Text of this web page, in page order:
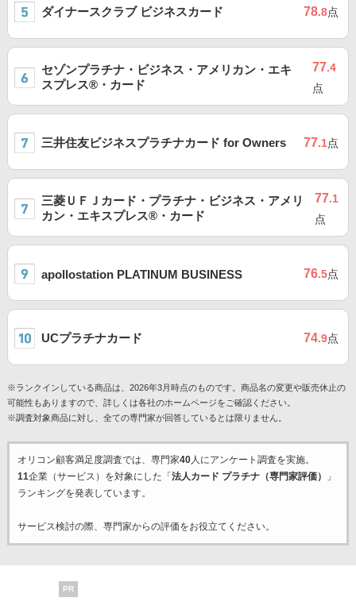
ダイナースクラブ ビジネスカード 78.8点
セゾンプラチナ・ビジネス・アメリカン・エキ
スプレス®・カード
77.4
点
三井住友ビジネスプラチナカード for Owners 77.1点
三菱ＵＦＪカード・プラチナ・ビジネス・アメリ
カン・エキスプレス®・カード
77.1
点
apollostation PLATINUM BUSINESS 76.5点
UCプラチナカード 74.9点
※ランクインしている商品は、2026年3月時点のものです。商品名の変更や販売休止の
可能性もありますので、詳しくは各社のホームページをご確認ください。
※調査対象商品に対し、全ての専門家が回答しているとは限りません。
オリコン顧客満足度調査では、専門家40人にアンケート調査を実施。
11企業（サービス）を対象にした「 法人カード プラチナ（専門家評価）
」
ランキングを発表しています。
サービス検討の際、専門家からの評価をお役立てください。
PR